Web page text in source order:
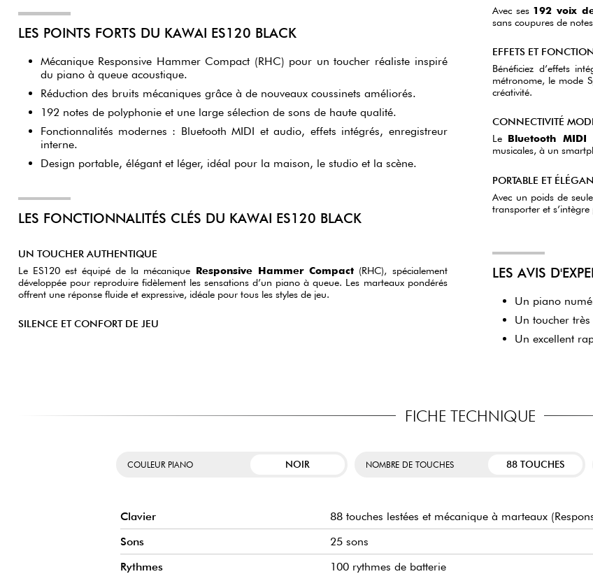
LES POINTS FORTS DU KAWAI ES120 BLACK
Mécanique Responsive Hammer Compact (RHC) pour un toucher réaliste inspiré
du piano à queue acoustique.
Réduction des bruits mécaniques grâce à de nouveaux coussinets améliorés.
192 notes de polyphonie et une large sélection de sons de haute qualité.
Fonctionnalités modernes : Bluetooth MIDI et audio, effets intégrés, enregistreur
interne.
Design portable, élégant et léger, idéal pour la maison, le studio et la scène.
LES FONCTIONNALITÉS CLÉS DU KAWAI ES120 BLACK
UN TOUCHER AUTHENTIQUE
Le ES120 est équipé de la mécanique Responsive Hammer Compact(RHC), spécialement
développée pour reproduire fidèlement les sensations d’un piano à queue. Les marteaux pondérés
offrent une réponse fluide et expressive, idéale pour tous les styles de jeu.
SILENCE ET CONFORT DE JEU
Avec ses 192 voix
sans coupures de
EFFETS ET
Bénéficiez d’effets
métronome, le mode
créativité.
CONNECTIVITÉ
Le Bluetooth
musicales, à un
PORTABLE ET
Avec un poids de
transporter et
LES AVIS
Un piano
Un toucher
Un excellent
FICHE TECHNIQUE
COULEUR PIANO NOIR NOMBRE DE TOUCHES 88 TOUCHES
Clavier
88 touches lestées et mécanique à marteaux
Sons
25 sons
Rythmes
100 rythmes de batterie